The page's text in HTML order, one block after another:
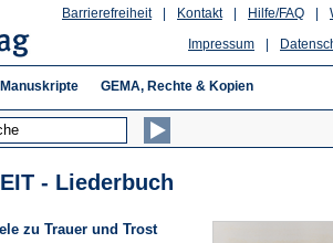
Hilfe/FAQ
Kontakt
Barrierefreiheit
Impressum
Manuskripte GEMA, Rechte & Kopien
- Liederbuch
zu Trauer und Trost